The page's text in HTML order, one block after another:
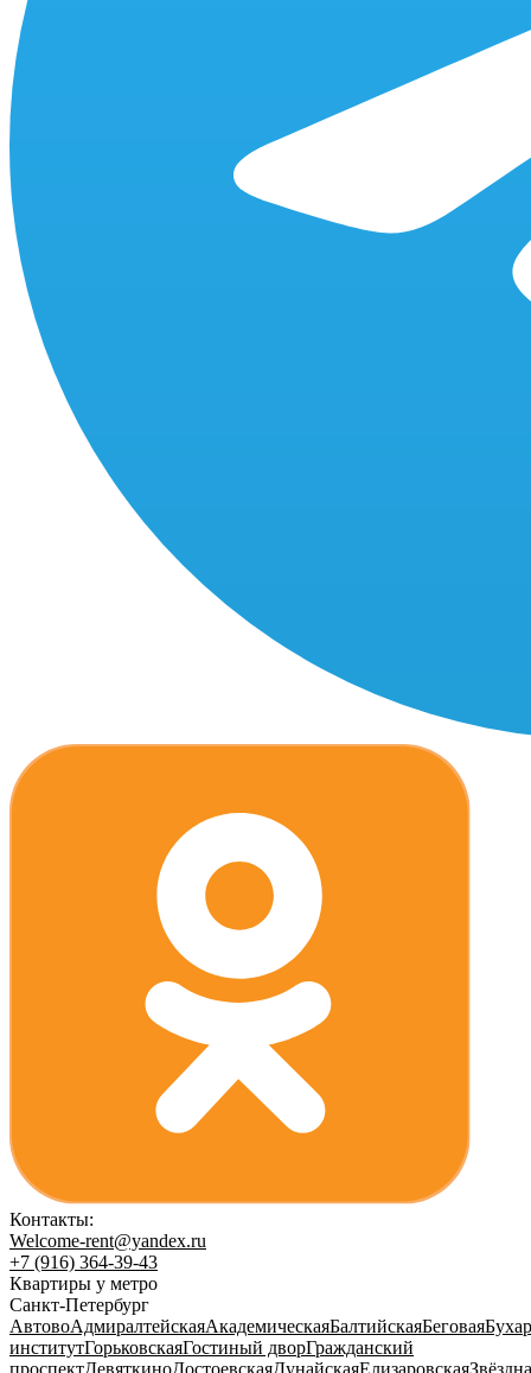
Контакты:
Welcome-rent@yandex.ru
+7 (916) 364-39-43
Квартиры у метро
Санкт-Петербург
АвтовоАдмиралтейскаяАкадемическаяБалтийскаяБеговая
институтГорьковскаяГостиный дворГражданский
проспектДевяткиноДостоевскаяДунайскаяЕлизаровская